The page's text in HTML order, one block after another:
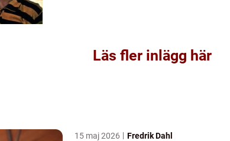
Läs fler inlägg här
15 maj 2026 Fredrik Dahl